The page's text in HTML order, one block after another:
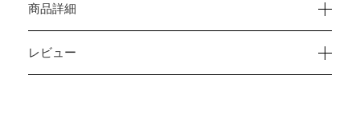
商品詳細
レビュー